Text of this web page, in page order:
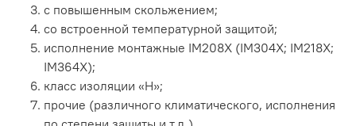
с повышенным скольжением;
со встроенной температурной защитой;
исполнение монтажные IM208X (IM304X; IM218X;
IM364X);
класс изоляции «Н»;
прочие (различного климатического, исполнения